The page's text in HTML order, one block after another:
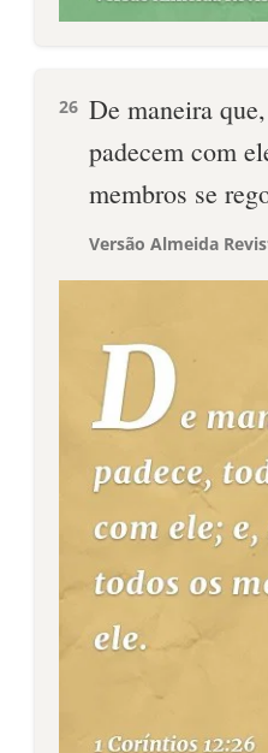
26 De maneira
padecem com
membros se
Versão Almeida